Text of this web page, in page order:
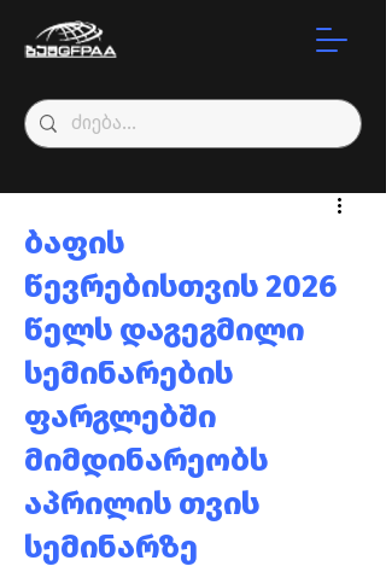
ბაფის
წევრებისთვის 2026
წელს დაგეგმილი
სემინარების
ფარგლებში
მიმდინარეობს
აპრილის თვის
სემინარზე